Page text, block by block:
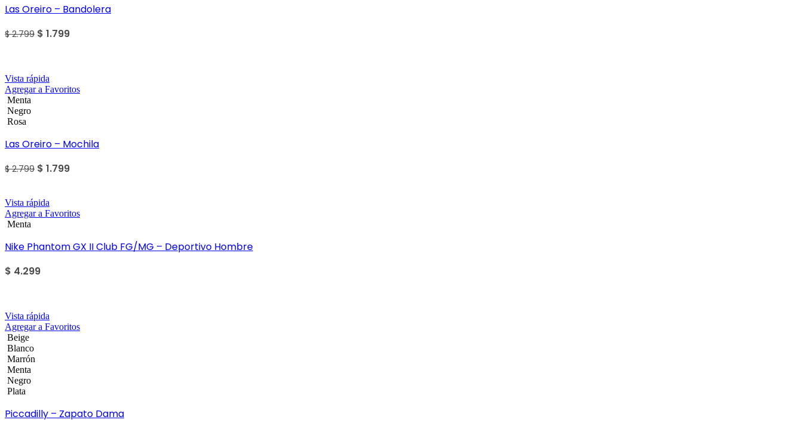
Las Oreiro – Bandolera
$2.799 $ 1.799
Vista rápida
Agregar a Favoritos
Menta
Negro
Rosa
Las Oreiro – Mochila
$2.799 $ 1.799
Vista rápida
Agregar a Favoritos
Menta
Nike Phantom GX II Club FG/MG – Deportivo Hombre
$ 4.299
Vista rápida
Agregar a Favoritos
Beige
Blanco
Marrón
Menta
Negro
Plata
Piccadilly – Zapato Dama